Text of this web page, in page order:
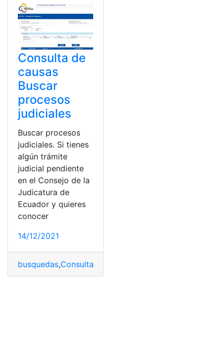
Consulta de
causas
Buscar
procesos
judiciales
Buscar procesos
judiciales. Si tienes
algún trámite
judicial pendiente
en el Consejo de la
Judicatura de
Ecuador y quieres
conocer
14/12/2021
busquedas,Consultas